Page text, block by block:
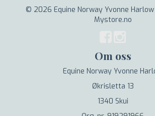
© 2026 Equine Norway Yvonne
Mystore.no
Om oss
Equine Norway Yvonne
Økrisletta 13
1340 Skui